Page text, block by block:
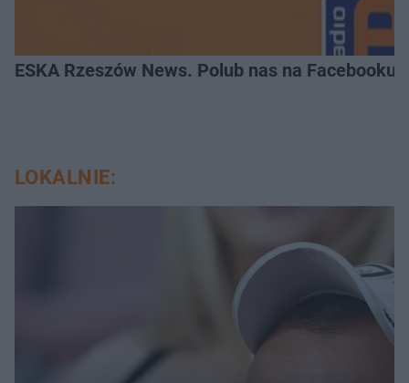
ESKA Rzeszów News. Polub nas na Facebooku!
LOKALNIE: